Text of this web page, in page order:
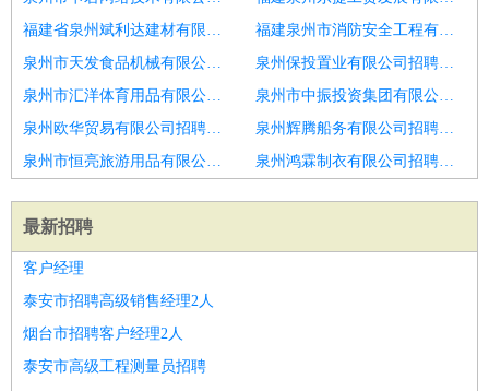
福建省泉州斌利达建材有限公司招聘阿里巴巴渠道电话销售
福建泉州市消防安全工程有限责任公司招聘青岛市招聘电话销售2人
泉州市天发食品机械有限公司招聘泰安市招聘电话销售6
泉州保投置业有限公司招聘莱芜市招聘电话销售2人
泉州市汇洋体育用品有限公司招聘济宁市招聘电话销售6
泉州市中振投资集团有限公司招聘电话销售
泉州欧华贸易有限公司招聘潍坊市招聘电话销售6
泉州辉腾船务有限公司招聘电话销售
泉州市恒亮旅游用品有限公司招聘广阳区诚聘高薪电话销售
泉州鸿霖制衣有限公司招聘学习体验顾问
最新招聘
客户经理
泰安市招聘高级销售经理2人
烟台市招聘客户经理2人
泰安市高级工程测量员招聘